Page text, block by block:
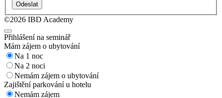
Odeslat
©2026 IBD Academy
Přihlášení na seminář
Mám zájem o ubytování
Na 1 noc
Na 2 noci
Nemám zájem o ubytování
Zajištění parkování u hotelu
Nemám zájem